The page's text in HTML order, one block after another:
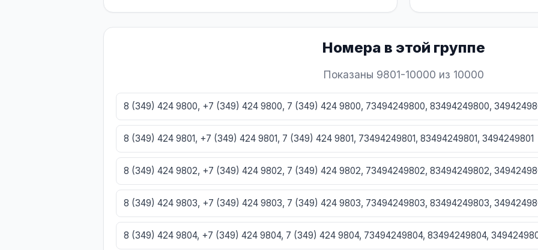
Номера в этой группе
Показаны 9801-10000 из 10000
8 (349) 424 9800, +7 (349) 424 9800, 7 (349) 424 9800, 73494249800, 83494249800,
8 (349) 424 9801, +7 (349) 424 9801, 7 (349) 424 9801, 73494249801, 83494249801, 3494249801
8 (349) 424 9802, +7 (349) 424 9802, 7 (349) 424 9802, 73494249802, 83494249802,
8 (349) 424 9803, +7 (349) 424 9803, 7 (349) 424 9803, 73494249803, 83494249803,
8 (349) 424 9804, +7 (349) 424 9804, 7 (349) 424 9804, 73494249804, 83494249804,